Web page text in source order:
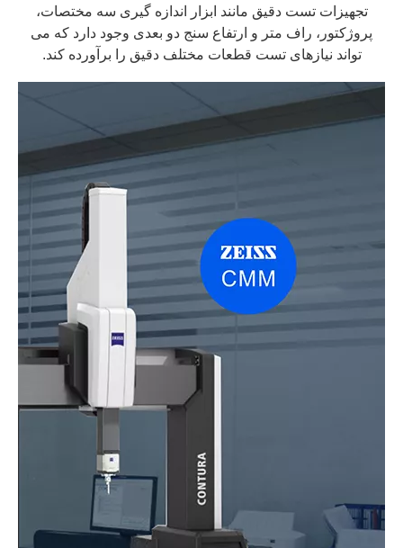
تجهیزات تست دقیق مانند ابزار اندازه گیری سه مختصات،
پروژکتور، راف متر و ارتفاع سنج دو بعدی وجود دارد که می
تواند نیازهای تست قطعات مختلف دقیق را برآورده کند.